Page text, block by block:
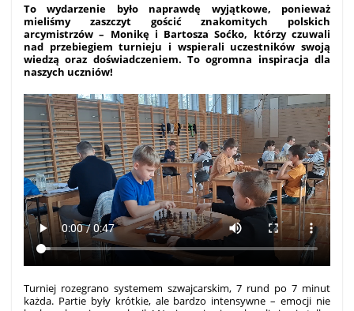
To wydarzenie było naprawdę wyjątkowe, ponieważ
mieliśmy zaszczyt gościć znakomitych polskich
arcymistrzów – Monikę i Bartosza Soćko, którzy czuwali
nad przebiegiem turnieju i wspierali uczestników swoją
wiedzą oraz doświadczeniem. To ogromna inspiracja dla
naszych uczniów!
Turniej rozegrano systemem szwajcarskim, 7 rund po 7 minut
każda. Partie były krótkie, ale bardzo intensywne – emocji nie